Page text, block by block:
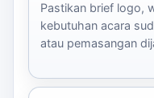
Pastikan brief logo,
kebutuhan acara
atau pemasangan